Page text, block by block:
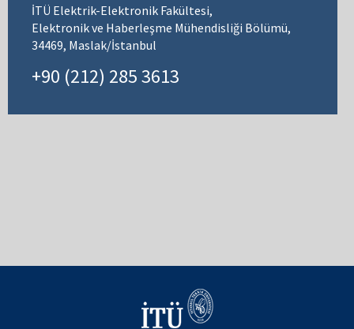
İTÜ Elektrik-Elektronik Fakültesi,
Elektronik ve Haberleşme Mühendisliği Bölümü,
34469, Maslak/İstanbul
+90 (212) 285 3613